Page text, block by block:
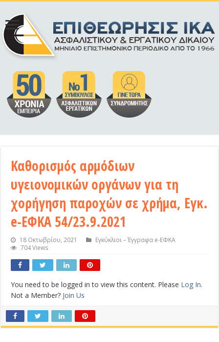
Καθορισμός αρμόδιων
υγειονομικών οργάνων για τη
χορήγηση παροχών σε χρήμα, Εγκ.
e-ΕΦΚΑ 54/23.9.2021
18 Οκτωβρίου, 2021
Εγκύκλιοι – Έγγραφα e-ΕΦΚΑ
704 Views
You need to be logged in to view this content. Please Log In.
Not a Member? Join Us